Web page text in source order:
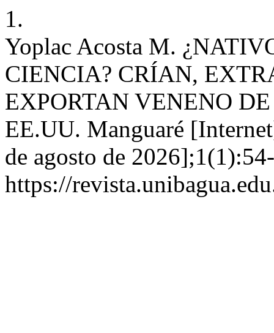
1.
Yoplac Acosta M.
CIENCIA? CRÍAN,
EXPORTAN VENENO
EE.UU. Manguaré
de agosto de
https://